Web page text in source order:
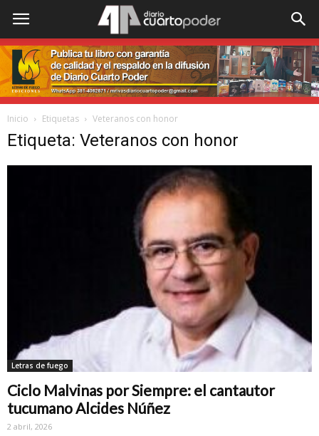
Inicio Etiquetas Veteranos con honor
Etiqueta: Veteranos con honor
Letras de fuego
Ciclo Malvinas por Siempre: el cantautor
tucumano Alcides Núñez
2 abril, 2026